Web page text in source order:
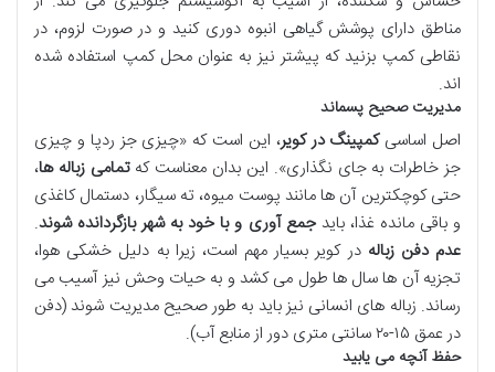
مناطق دارای پوشش گیاهی انبوه دوری کنید و در صورت لزوم، در
نقاطی کمپ بزنید که پیشتر نیز به عنوان محل کمپ استفاده شده
اند.
مدیریت صحیح پسماند
اصل اساسیکمپینگ در کویر، این است که «چیزی جز ردپا و چیزی
جز خاطرات به جای نگذاری». این بدان معناست کهتمامی زباله ها،
حتی کوچکترین آن ها مانند پوست میوه، ته سیگار، دستمال کاغذی
و باقی مانده غذا، بایدجمع آوری و با خود به شهر بازگردانده شوند.
عدم دفن زباله در کویر بسیار مهم است، زیرا به دلیل خشکی هوا،
تجزیه آن ها سال ها طول می کشد و به حیات وحش نیز آسیب می
رساند. زباله های انسانی نیز باید به طور صحیح مدیریت شوند (دفن
در عمق ۱۵-۲۰ سانتی متری دور از منابع آب).
حفظ آنچه می یابید